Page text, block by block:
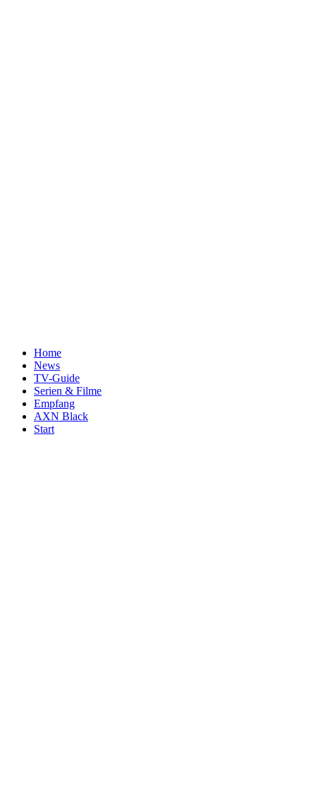
Home
News
TV-Guide
Serien & Filme
Empfang
AXN Black
Start